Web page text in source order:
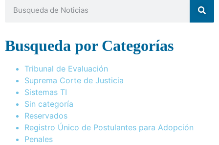
Busqueda por Categorías
Tribunal de Evaluación
Suprema Corte de Justicia
Sistemas TI
Sin categoría
Reservados
Registro Único de Postulantes para Adopción
Penales